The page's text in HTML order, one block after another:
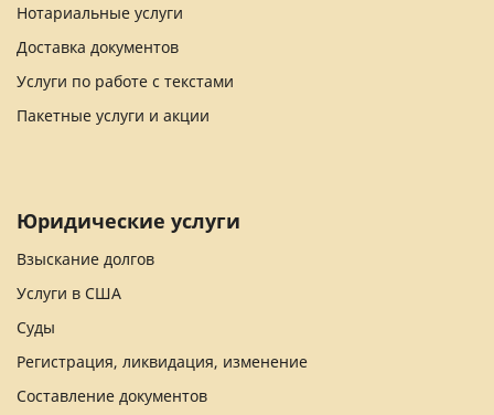
Нотариальные услуги
Доставка документов
Услуги по работе с текстами
Пакетные услуги и акции
Юридические услуги
Взыскание долгов
Услуги в США
Суды
Регистрация, ликвидация, изменение
Составление документов